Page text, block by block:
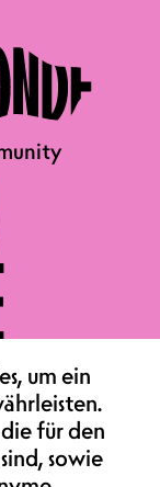
um ein
für den
sowie